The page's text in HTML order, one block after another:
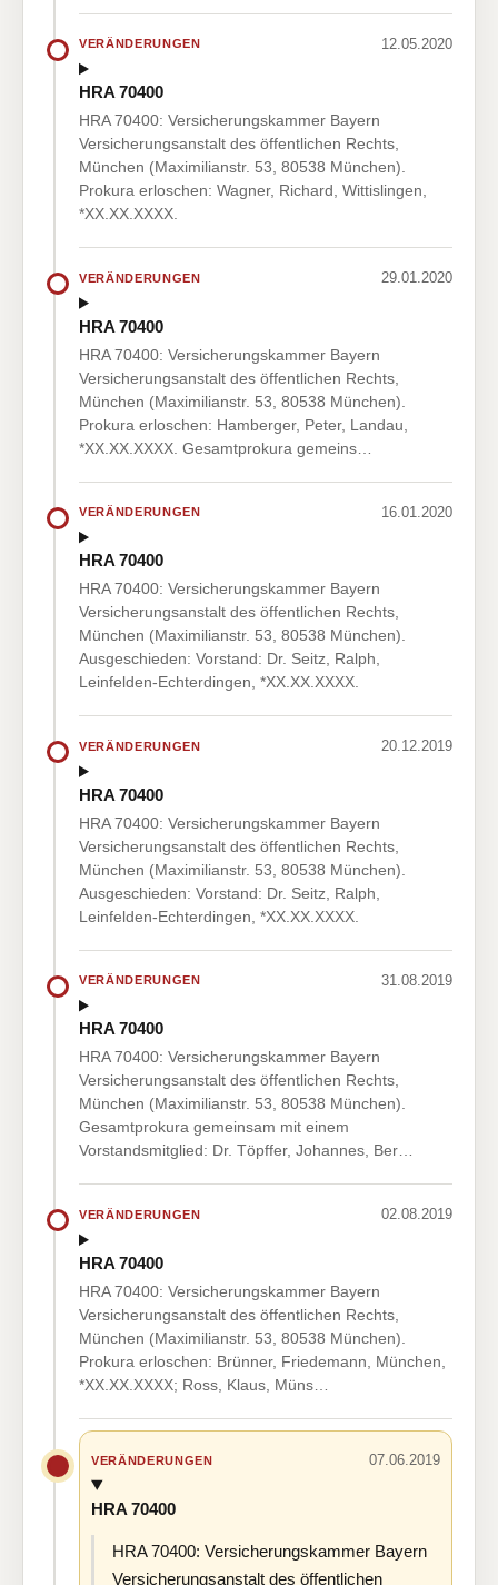
VERÄNDERUNGEN 12.05.2020
HRA 70400
HRA 70400: Versicherungskammer Bayern
Versicherungsanstalt des öffentlichen Rechts,
München (Maximilianstr. 53, 80538 München).
Prokura erloschen: Wagner, Richard, Wittislingen,
*XX.XX.XXXX.
VERÄNDERUNGEN 29.01.2020
HRA 70400
HRA 70400: Versicherungskammer Bayern
Versicherungsanstalt des öffentlichen Rechts,
München (Maximilianstr. 53, 80538 München).
Prokura erloschen: Hamberger, Peter, Landau,
*XX.XX.XXXX. Gesamtprokura gemeins…
VERÄNDERUNGEN 16.01.2020
HRA 70400
HRA 70400: Versicherungskammer Bayern
Versicherungsanstalt des öffentlichen Rechts,
München (Maximilianstr. 53, 80538 München).
Ausgeschieden: Vorstand: Dr. Seitz, Ralph,
Leinfelden-Echterdingen, *XX.XX.XXXX.
VERÄNDERUNGEN 20.12.2019
HRA 70400
HRA 70400: Versicherungskammer Bayern
Versicherungsanstalt des öffentlichen Rechts,
München (Maximilianstr. 53, 80538 München).
Ausgeschieden: Vorstand: Dr. Seitz, Ralph,
Leinfelden-Echterdingen, *XX.XX.XXXX.
VERÄNDERUNGEN 31.08.2019
HRA 70400
HRA 70400: Versicherungskammer Bayern
Versicherungsanstalt des öffentlichen Rechts,
München (Maximilianstr. 53, 80538 München).
Gesamtprokura gemeinsam mit einem
Vorstandsmitglied: Dr. Töpffer, Johannes, Ber…
VERÄNDERUNGEN 02.08.2019
HRA 70400
HRA 70400: Versicherungskammer Bayern
Versicherungsanstalt des öffentlichen Rechts,
München (Maximilianstr. 53, 80538 München).
Prokura erloschen: Brünner, Friedemann, München,
*XX.XX.XXXX; Ross, Klaus, Müns…
VERÄNDERUNGEN 07.06.2019
HRA 70400
HRA 70400: Versicherungskammer Bayern
Versicherungsanstalt des öffentlichen